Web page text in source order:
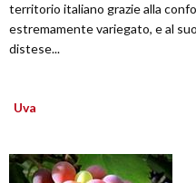
territorio italiano grazie alla
estremamente variegato, e al
distese...
Uva